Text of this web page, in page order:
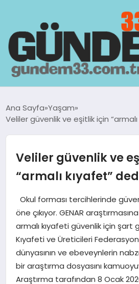
GÜNDEM
YAŞAM
SAĞLIK
EKONOMI
MAGAZIN
Ana Sayfa Yaşam
Veliler güvenlik ve eşitlik için
Veliler güvenlik ve
“armalı kıyafet”
Okul forması tercihlerinde
öne çıkıyor. GENAR
armalı kıyafeti güvenlik için şart
Kıyafeti ve Üreticileri
dünyasının ve ebeveynlerin
bir araştırma dosyasını
Araştırma tarafından 8 Ocak